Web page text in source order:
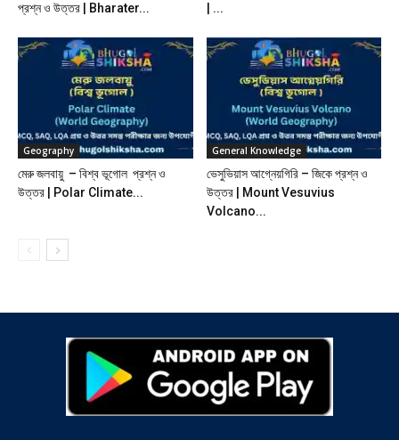
প্রশ্ন ও উত্তর | Bharater...
| ...
Geography
মেরু জলবায়ু – বিশ্ব ভূগোল প্রশ্ন ও
উত্তর | Polar Climate...
General Knowledge
ভেসুভিয়াস আগ্নেয়গিরি – জিকে প্রশ্ন ও
উত্তর | Mount Vesuvius
Volcano...